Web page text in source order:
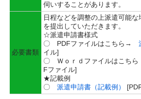
伺いすることがあります。
必要書類
日程などを調整の上派遣可能
を提出していただきます。
☆派遣申請書様式
〇 PDFファイルはこちら→
イル]
〇 Ｗｏｒｄファイルはこ
Fファイル]
★記載例
〇 派遣申請書（記載例）